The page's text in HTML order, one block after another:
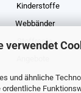
verwendet
und ähnliche
ordentliche
Kinderstoffe
Webbänder
Stoffreste
Meterware